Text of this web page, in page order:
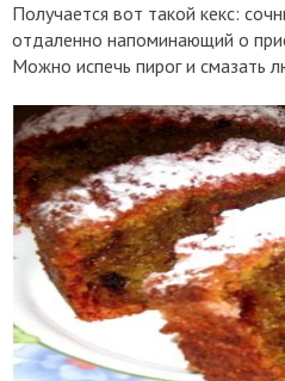
Получается вот такой кекс:
отдаленно напоминающий о
Можно испечь пирог и смазать